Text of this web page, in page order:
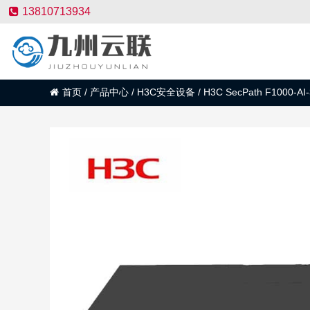
13810713934
首页 / 产品中心 / H3C安全设备 / H3C SecPath F1000-